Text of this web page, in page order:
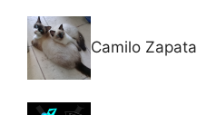
Camilo Zapata